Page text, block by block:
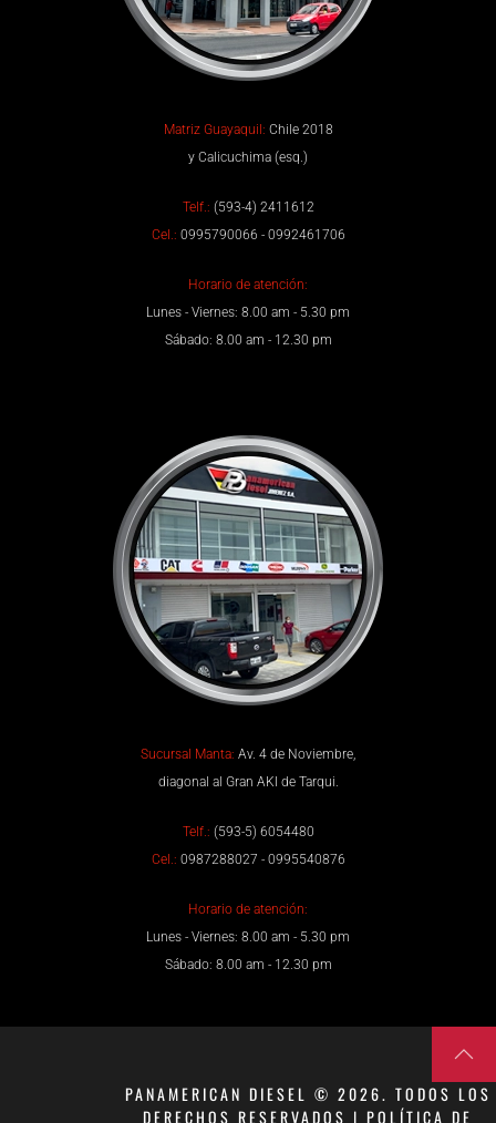
Matriz Guayaquil: Chile 2018
y Calicuchima (esq.)
Telf.: (593-4) 2411612
Cel.: 0995790066 - 0992461706
Horario de atención:
Lunes - Viernes: 8.00 am - 5.30 pm
Sábado: 8.00 am - 12.30 pm
Sucursal Manta: Av. 4 de Noviembre,
diagonal al Gran AKI de Tarqui.
Telf.: (593-5) 6054480
Cel.: 0987288027 - 0995540876
Horario de atención:
Lunes - Viernes: 8.00 am - 5.30 pm
Sábado: 8.00 am - 12.30 pm
PANAMERICAN DIESEL © 2026. TODOS LOS
DERECHOS RESERVADOS | POLÍTICA DE